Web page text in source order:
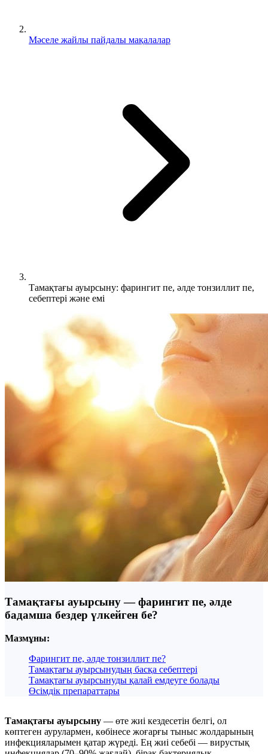
Мәселе жайлы пайдалы мақалалар
Тамақтағы ауырсыну: фарингит пе, әлде тонзиллит пе,
себептері және емі
Тамақтағы ауырсыну — фарингит пе, әлде
бадамша бездер үлкейген бе?
Мазмұны:
Фарингит пе, әлде тонзиллит пе?
Тамақтағы ауырсынудың басқа себептері
Тамақтағы ауырсынуды қалай емдеуге болады
Өсімдік препараттары
Тамақтағы ауырсыну — өте жиі кездесетін белгі, ол
көптеген аурулармен, көбінесе жоғарғы тыныс жолдарының
инфекцияларымен қатар жүреді. Ең жиі себебі — вирустық